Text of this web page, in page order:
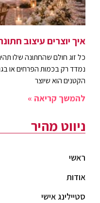
איך יוצרים עיצוב
כל זוג חולם שהחתונה שלו
נמדד רק בכמות הפרחים או
הקטנים הוא שיוצר
להמשך קריאה »
ניווט מהיר
ראשי
אודות
סטיילינג אישי